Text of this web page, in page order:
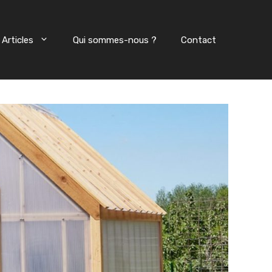
Articles Qui sommes-nous ? Contact